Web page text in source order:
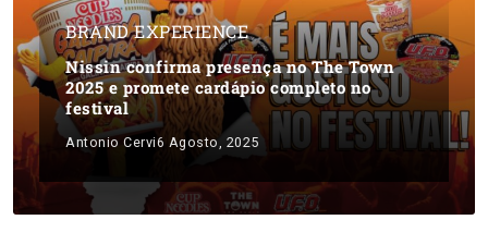
BRAND EXPERIENCE
Nissin confirma presença no The Town
2025 e promete cardápio completo no
festival
Antonio Cervi6 Agosto, 2025